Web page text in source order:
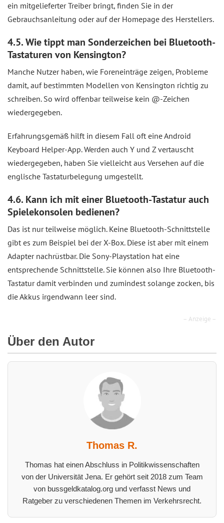
ein mitgelieferter Treiber bringt, finden Sie in der
Gebrauchsanleitung oder auf der Homepage des Herstellers.
4.5. Wie tippt man Sonderzeichen bei Bluetooth-
Tastaturen von Kensington?
Manche Nutzer haben, wie Foreneinträge zeigen, Probleme
damit, auf bestimmten Modellen von Kensington richtig zu
schreiben. So wird offenbar teilweise kein @-Zeichen
wiedergegeben.
Erfahrungsgemäß hilft in diesem Fall oft eine Android
Keyboard Helper-App. Werden auch Y und Z vertauscht
wiedergegeben, haben Sie vielleicht aus Versehen auf die
englische Tastaturbelegung umgestellt.
4.6. Kann ich mit einer Bluetooth-Tastatur auch
Spielekonsolen bedienen?
Das ist nur teilweise möglich. Keine Bluetooth-Schnittstelle
gibt es zum Beispiel bei der X-Box. Diese ist aber mit einem
Adapter nachrüstbar. Die Sony-Playstation hat eine
entsprechende Schnittstelle. Sie können also Ihre Bluetooth-
Tastatur damit verbinden und zumindest solange zocken, bis
die Akkus irgendwann leer sind.
– Anzeige –
Über den Autor
Thomas R.
Thomas hat einen Abschluss in Politikwissenschaften
von der Universität Jena. Er gehört seit 2018 zum Team
von bussgeldkatalog.org und verfasst News und
Ratgeber zu verschiedenen Themen im Verkehrsrecht.